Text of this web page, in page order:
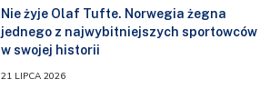
Nie żyje Olaf Tufte. Norwegia żegna
jednego z najwybitniejszych sportowców
w swojej historii
21 LIPCA 2026